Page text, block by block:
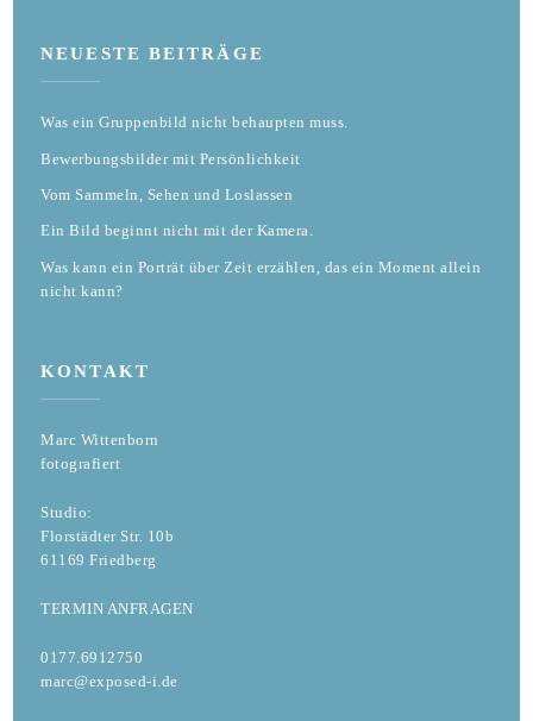
NEUESTE BEITRÄGE
Was ein Gruppenbild nicht behaupten muss.
Bewerbungsbilder mit Persönlichkeit
Vom Sammeln, Sehen und Loslassen
Ein Bild beginnt nicht mit der Kamera.
Was kann ein Porträt über Zeit erzählen, das ein Moment allein
nicht kann?
KONTAKT
Marc Wittenborn
fotografiert
Studio:
Florstädter Str. 10b
61169 Friedberg
TERMIN ANFRAGEN
0177.6912750
marc@exposed-i.de